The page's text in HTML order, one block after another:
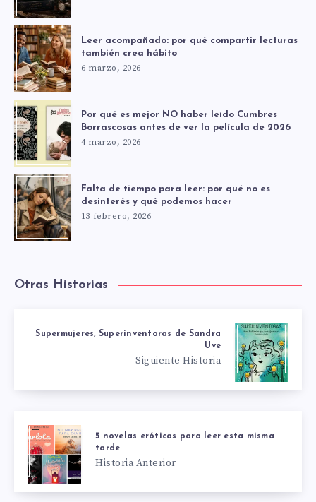
Leer acompañado: por qué compartir lecturas
también crea hábito
6 marzo, 2026
Por qué es mejor NO haber leído Cumbres
Borrascosas antes de ver la película de 2026
4 marzo, 2026
Falta de tiempo para leer: por qué no es
desinterés y qué podemos hacer
13 febrero, 2026
Otras Historias
Supermujeres, Superinventoras de Sandra
Uve
Siguiente Historia
5 novelas eróticas para leer esta misma
tarde
Historia Anterior